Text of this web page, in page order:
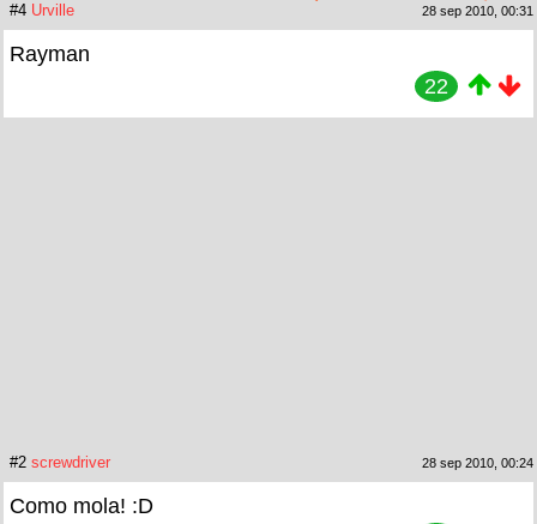
#4 Urville 28 sep 2010, 00:31
Rayman
22
#2 screwdriver 28 sep 2010, 00:24
Como mola! :D